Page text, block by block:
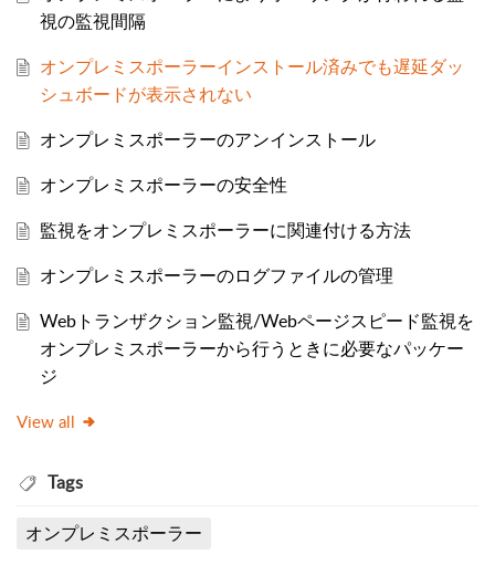
視の監視間隔
オンプレミスポーラーインストール済みでも遅延ダッ
シュボードが表示されない
オンプレミスポーラーのアンインストール
オンプレミスポーラーの安全性
監視をオンプレミスポーラーに関連付ける方法
オンプレミスポーラーのログファイルの管理
Webトランザクション監視/Webページスピード監視を
オンプレミスポーラーから行うときに必要なパッケー
ジ
View all
Tags
オンプレミスポーラー